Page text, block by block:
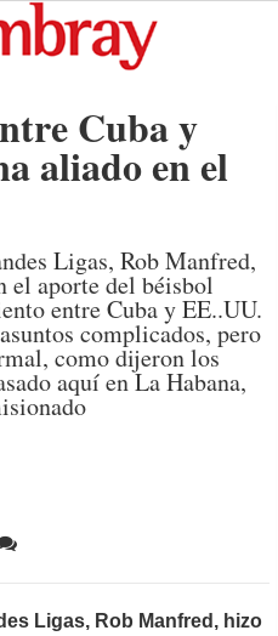
Cuba y
aliado en el
Ligas, Rob Manfred,
el aporte del béisbol
entre Cuba y EE..UU.
complicados, pero
como dijeron los
aquí en La Habana,
Ligas, Rob Manfred, hizo